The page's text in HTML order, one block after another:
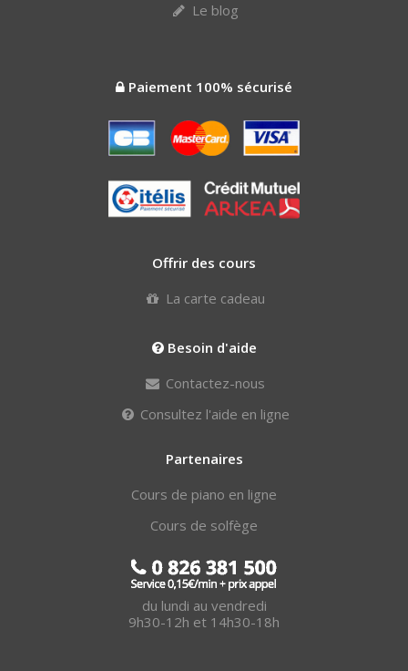
Le blog
Paiement 100% sécurisé
Offrir des cours
La carte cadeau
Besoin d'aide
Contactez-nous
Consultez l'aide en ligne
Partenaires
Cours de piano en ligne
Cours de solfège
du lundi au vendredi
9h30-12h et 14h30-18h